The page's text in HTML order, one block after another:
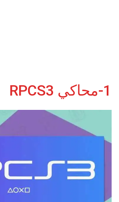
1-محاكي RPCS3